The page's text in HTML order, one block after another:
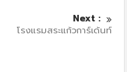
Next :
โรงแรมสระแก้วการ์เด้นท์